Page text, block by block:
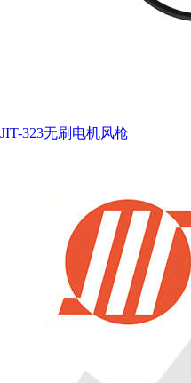
JIT-323无刷电机风枪